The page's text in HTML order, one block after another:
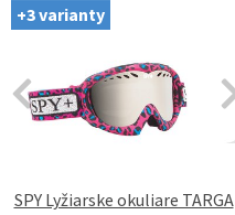
+3 varianty
SPY Lyžiarske okuliare TARGA